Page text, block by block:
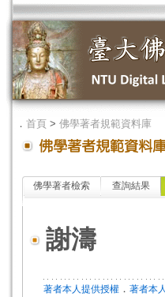
． 首頁 > 佛學著者規範資料庫
佛學著者檢索 查詢結果
謝濤
著者本人提供授權 ． 著者本